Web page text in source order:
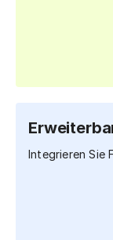
Integrieren Sie